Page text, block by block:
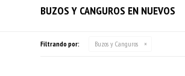
BUZOS Y CANGUROS EN NUEVOS
Filtrando por: Buzos y Canguros